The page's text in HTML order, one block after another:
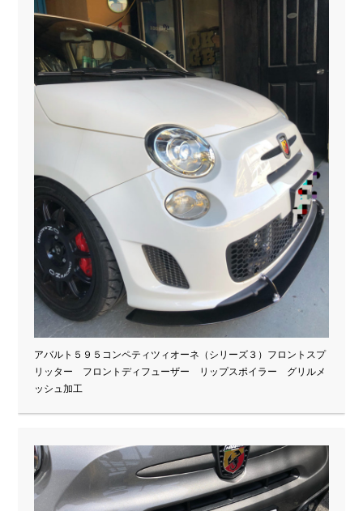
アバルト５９５コンペティツィオーネ（シリーズ３）フロントスプ
リッター フロントディフューザー リップスポイラー グリルメ
ッシュ加工